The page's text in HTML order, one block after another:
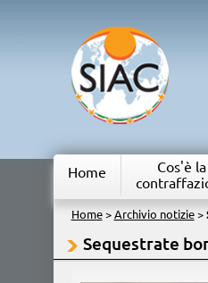
Home
Cos'è la
Home> Archivio notizie>
Sequestrate